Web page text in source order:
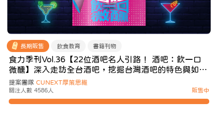
長期販售 飲食教育 書籍刊物
食力季刊Vol.36【22位酒吧名人引路！ 酒吧：飲一口
微醺】深入走訪全台酒吧，挖掘台灣酒吧的特色與如今
遭遇的困難
提案團隊 CUNEXT厚策思維
關注人數 4586人 販售中